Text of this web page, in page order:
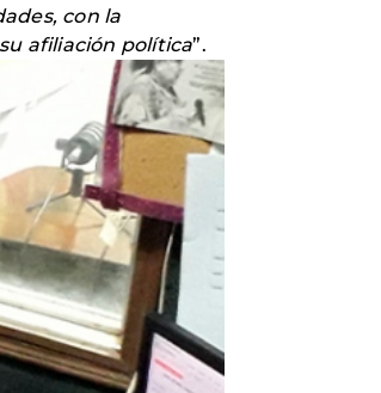
con la
afiliación política”.